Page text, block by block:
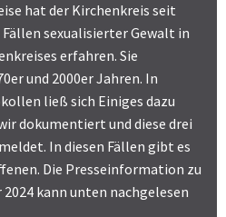
hat der Kirchenkreis seit
sexualisierter Gewalt in
erfahren. Sie
und 2000er Jahren. In
ließ sich Einiges dazu
dokumentiert und diese drei
In diesen Fällen gibt es
Die Presseinformation zu
kann unten nachgelesen